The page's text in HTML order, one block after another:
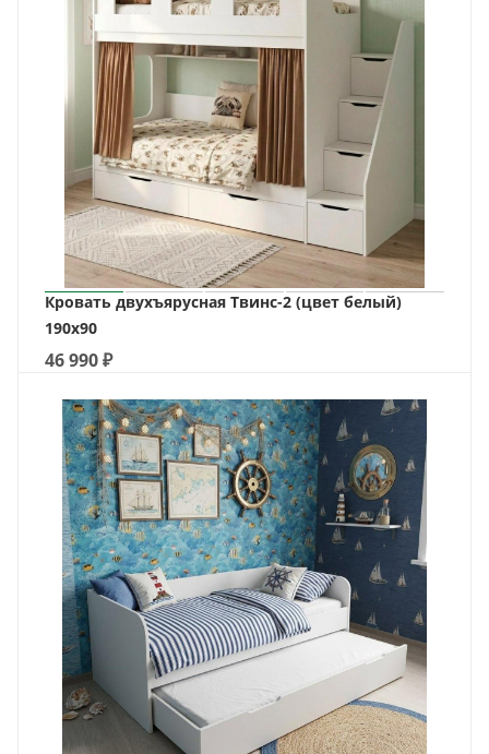
Кровать двухъярусная Твинс-2 (цвет белый)
190х90
46 990₽